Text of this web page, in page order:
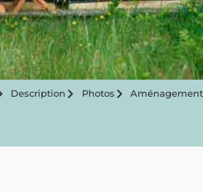
Description Photos